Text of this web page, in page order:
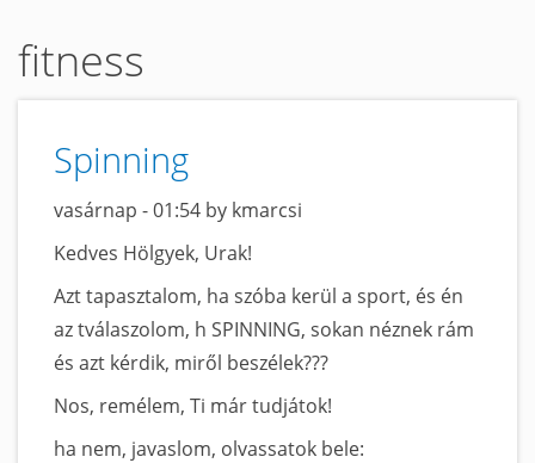
fitness
Spinning
vasárnap - 01:54 by kmarcsi
Kedves Hölgyek, Urak!
Azt tapasztalom, ha szóba kerül a sport, és én
az tválaszolom, h SPINNING, sokan néznek rám
és azt kérdik, miről beszélek???
Nos, remélem, Ti már tudjátok!
ha nem, javaslom, olvassatok bele: